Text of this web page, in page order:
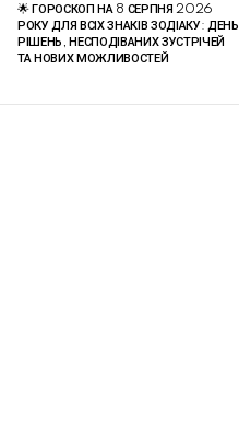
🌟 ГОРОСКОП НА 8 СЕРПНЯ 2026
РОКУ ДЛЯ ВСІХ ЗНАКІВ ЗОДІАКУ: ДЕНЬ
РІШЕНЬ, НЕСПОДІВАНИХ ЗУСТРІЧЕЙ
ТА НОВИХ МОЖЛИВОСТЕЙ